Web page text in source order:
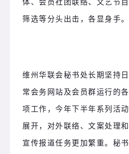
筛选等分头出击，各显身手。
维州华联会秘书处长期坚持日
常会务网站及会员群运行的各
项工作，今年下半年系列活动
展开，对外联络、文案处理和
宣传报道任务更加繁重。 秘书